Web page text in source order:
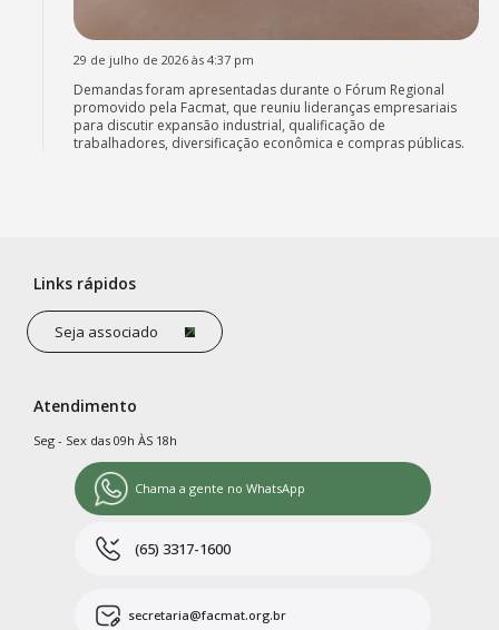
29 de julho de 2026 às 4:37 pm
Demandas foram apresentadas durante o Fórum Regional
promovido pela Facmat, que reuniu lideranças empresariais
para discutir expansão industrial, qualificação de
trabalhadores, diversificação econômica e compras públicas.
Links rápidos
Seja associado
Atendimento
Seg - Sex das 09h ÀS 18h
Chama a gente no WhatsApp
(65) 3317-1600
secretaria@facmat.org.br